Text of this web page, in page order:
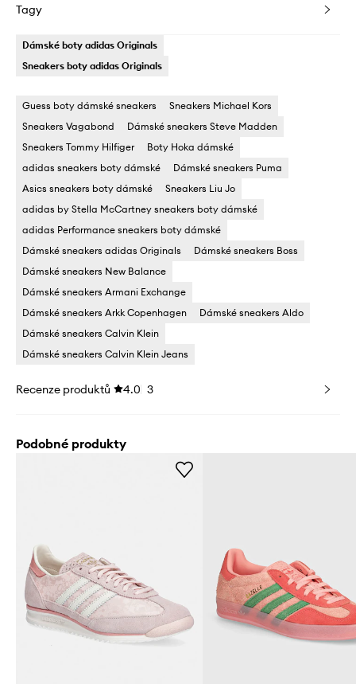
Tagy
Dámské boty adidas Originals
Sneakers boty adidas Originals
Guess boty dámské sneakers
Sneakers Michael Kors
Sneakers Vagabond
Dámské sneakers Steve Madden
Sneakers Tommy Hilfiger
Boty Hoka dámské
adidas sneakers boty dámské
Dámské sneakers Puma
Asics sneakers boty dámské
Sneakers Liu Jo
adidas by Stella McCartney sneakers boty dámské
adidas Performance sneakers boty dámské
Dámské sneakers adidas Originals
Dámské sneakers Boss
Dámské sneakers New Balance
Dámské sneakers Armani Exchange
Dámské sneakers Arkk Copenhagen
Dámské sneakers Aldo
Dámské sneakers Calvin Klein
Dámské sneakers Calvin Klein Jeans
Recenze produktů 4.0 3
Podobné produkty